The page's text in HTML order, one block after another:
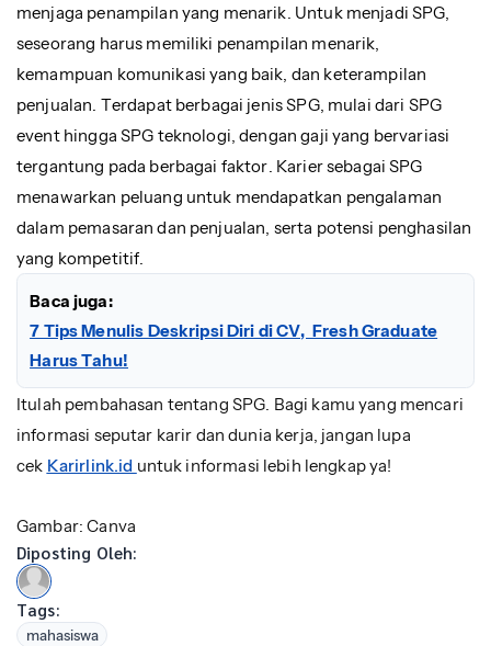
menjaga penampilan yang menarik. Untuk menjadi SPG,
seseorang harus memiliki penampilan menarik,
kemampuan komunikasi yang baik, dan keterampilan
penjualan. Terdapat berbagai jenis SPG, mulai dari SPG
event hingga SPG teknologi, dengan gaji yang bervariasi
tergantung pada berbagai faktor. Karier sebagai SPG
menawarkan peluang untuk mendapatkan pengalaman
dalam pemasaran dan penjualan, serta potensi penghasilan
yang kompetitif.
Baca juga:
7 Tips Menulis Deskripsi Diri di CV, Fresh Graduate
Harus Tahu!
Itulah pembahasan tentang SPG. Bagi kamu yang mencari
informasi seputar karir dan dunia kerja, jangan lupa
cek Karirlink.id untuk informasi lebih lengkap ya!
Gambar: Canva
Diposting Oleh:
Tags:
mahasiswa